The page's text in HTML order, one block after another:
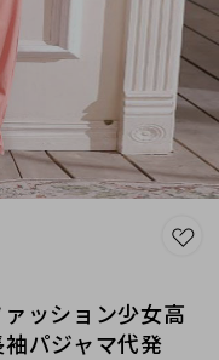
ッション少女高
パジャマ代発